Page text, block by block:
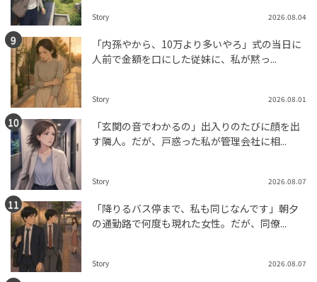
Story 2026.08.04
「内孫やから、10万より多いやろ」式の当日に
人前で金額を口にした従妹に、私が黙っ...
Story 2026.08.01
「玄関の音でわかるの」出入りのたびに顔を出
す隣人。だが、戸惑った私が管理会社に相...
Story 2026.08.07
「降りるバス停まで、私も同じなんです」朝夕
の通勤路で何度も現れた女性。だが、同僚...
Story 2026.08.07